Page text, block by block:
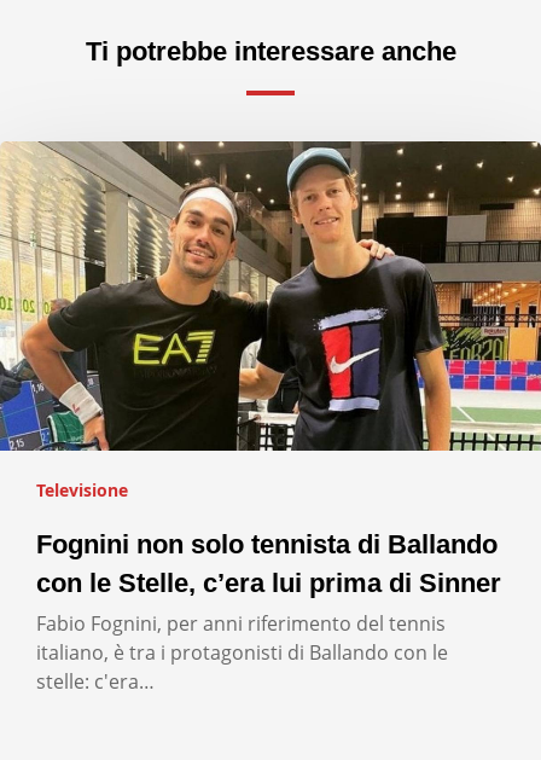
Ti potrebbe interessare anche
Televisione
Fognini non solo tennista di Ballando
con le Stelle, c’era lui prima di Sinner
Fabio Fognini, per anni riferimento del tennis
italiano, è tra i protagonisti di Ballando con le
stelle: c'era…